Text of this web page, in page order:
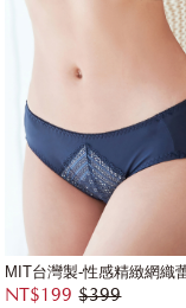
NT$199 $399